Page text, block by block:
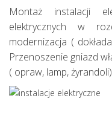
Montaż instalacji
elektrycznych w
modernizacja (
Przenoszenie gniazd
( opraw, lamp,